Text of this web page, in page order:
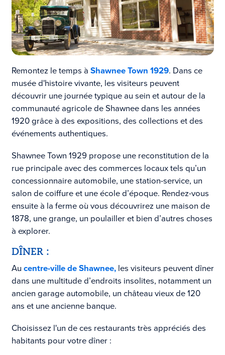
Remontez le temps à Shawnee Town 1929. Dans ce
musée d'histoire vivante, les visiteurs peuvent
découvrir une journée typique au sein et autour de la
communauté agricole de Shawnee dans les années
1920 grâce à des expositions, des collections et des
événements authentiques.
Shawnee Town 1929 propose une reconstitution de la
rue principale avec des commerces locaux tels qu’un
concessionnaire automobile, une station-service, un
salon de coiffure et une école d’époque. Rendez-vous
ensuite à la ferme où vous découvrirez une maison de
1878, une grange, un poulailler et bien d’autres choses
à explorer.
DÎNER :
Au centre-ville de Shawnee,les visiteurs peuvent dîner
dans une multitude d’endroits insolites, notamment un
ancien garage automobile, un château vieux de 120
ans et une ancienne banque.
Choisissez l'un de ces restaurants très appréciés des
habitants pour votre dîner :